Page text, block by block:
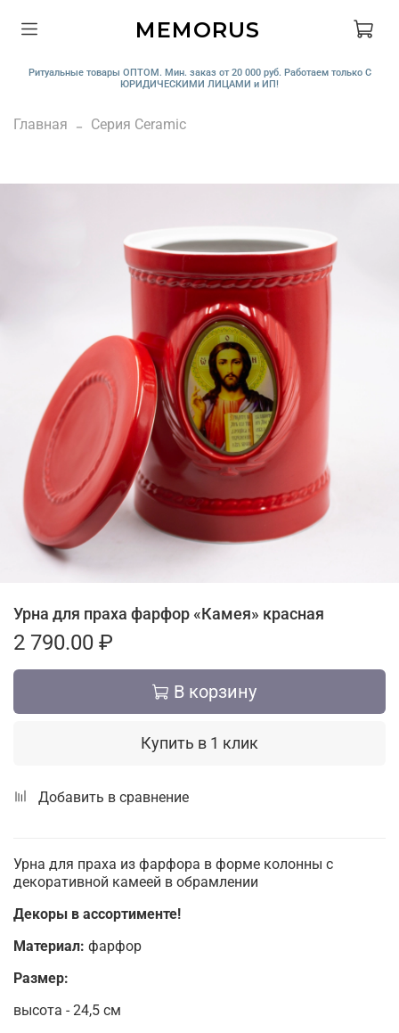
MEMORUS
Ритуальные товары ОПТОМ. Мин. заказ от 20 000 руб. Работаем только С
ЮРИДИЧЕСКИМИ ЛИЦАМИ и ИП!
Главная Серия Ceramic
Урна для праха фарфор «Камея» красная
2 790.00 ₽
В корзину
Купить в 1 клик
Добавить в сравнение
Урна для праха из фарфора в форме колонны с
декоративной камеей в обрамлении
Декоры в ассортименте!
Материал: фарфор
Размер:
высота - 24,5 см